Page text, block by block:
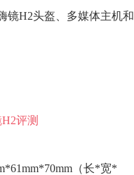
镜H2头盔、多媒体主机和
（长*宽*